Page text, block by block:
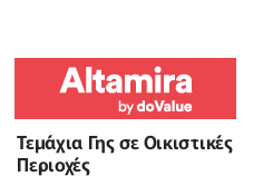
Τεμάχια Γης σε Οικιστικές
Περιοχές